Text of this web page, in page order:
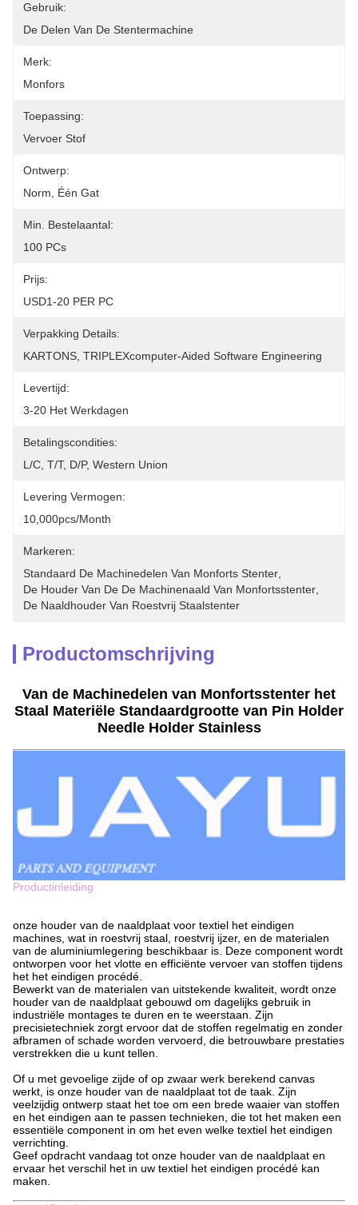
Gebruik:
De Delen Van De Stentermachine
Merk:
Monfors
Toepassing:
Vervoer Stof
Ontwerp:
Norm, Één Gat
Min. Bestelaantal:
100 PCs
Prijs:
USD1-20 PER PC
Verpakking Details:
KARTONS, TRIPLEXcomputer-Aided Software Engineering
Levertijd:
3-20 Het Werkdagen
Betalingscondities:
L/C, T/T, D/P, Western Union
Levering Vermogen:
10,000pcs/month
Markeren:
Standaard De Machinedelen Van Monforts Stenter
De Houder Van De De Machinenaald Van Monfortsstenter
De Naaldhouder Van Roestvrij Staalstenter
Productomschrijving
Van de Machinedelen van Monfortsstenter het
Staal Materiële Standaardgrootte van Pin Holder
Needle Holder Stainless
Productinleiding
onze houder van de naaldplaat voor textiel het eindigen
machines, wat in roestvrij staal, roestvrij ijzer, en de materialen
van de aluminiumlegering beschikbaar is. Deze component wordt
ontworpen voor het vlotte en efficiënte vervoer van stoffen tijdens
het het eindigen procédé.
Bewerkt van de materialen van uitstekende kwaliteit, wordt onze
houder van de naaldplaat gebouwd om dagelijks gebruik in
industriële montages te duren en te weerstaan. Zijn
precisietechniek zorgt ervoor dat de stoffen regelmatig en zonder
afbramen of schade worden vervoerd, die betrouwbare prestaties
verstrekken die u kunt tellen.
Of u met gevoelige zijde of op zwaar werk berekend canvas
werkt, is onze houder van de naaldplaat tot de taak. Zijn
veelzijdig ontwerp staat het toe om een brede waaier van stoffen
en het eindigen aan te passen technieken, die tot het maken een
essentiële component in om het even welke textiel het eindigen
verrichting.
Geef opdracht vandaag tot onze houder van de naaldplaat en
ervaar het verschil het in uw textiel het eindigen procédé kan
maken.